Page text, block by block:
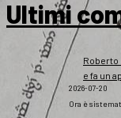
Ultimi
Roberto
e fa un
2026-07-20
Ora è